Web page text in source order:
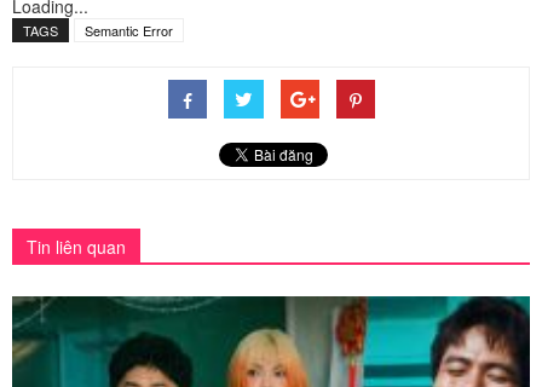
Loading...
TAGS Semantic Error
Tin liên quan